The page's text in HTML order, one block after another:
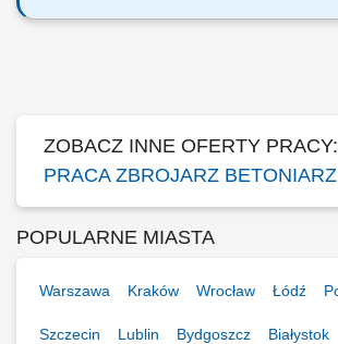
Twój zakres obowiązków: Wykonywanie konstrukcji
ZOBACZ INNE OFERTY PRACY:
PRACA ZBROJARZ BETONIARZ
POPULARNE MIASTA
Warszawa Kraków Wrocław Łódź
Szczecin Lublin Bydgoszcz Białystok